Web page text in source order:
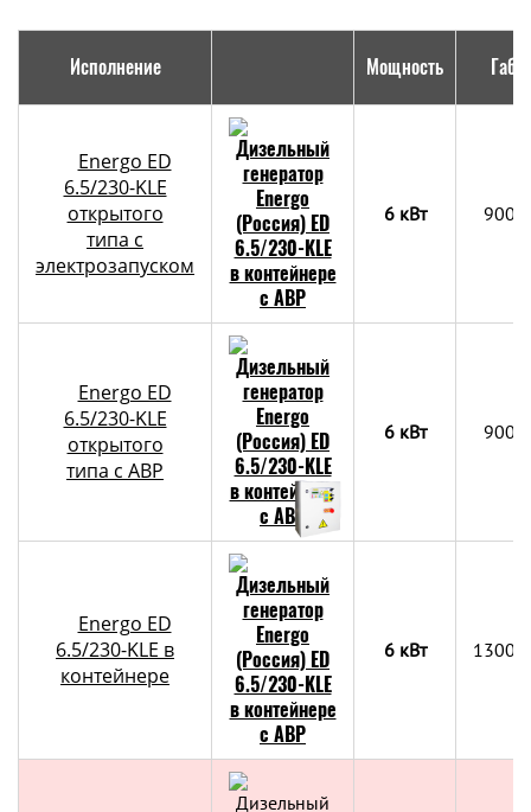
Исполнение Мощность
Energo ED
6.5/230-KLE
открытого
типа с
электрозапуском
6 кВт
Energo ED
6.5/230-KLE
открытого
типа с АВР
6 кВт
Energo ED
6.5/230-KLE в
контейнере
6 кВт